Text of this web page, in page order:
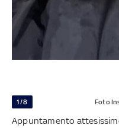
1/8 Foto
Appuntamento